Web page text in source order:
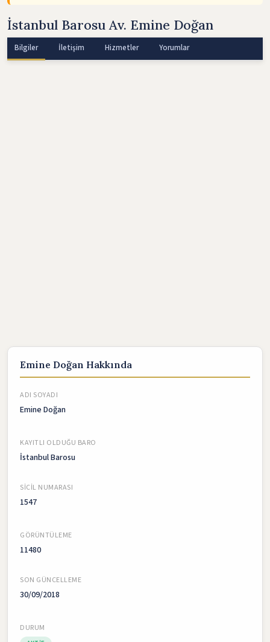
İstanbul Barosu Av. Emine Doğan
Bilgiler İletişim Hizmetler Yorumlar
Emine Doğan Hakkında
ADI SOYADI
Emine Doğan
KAYITLI OLDUĞU BARO
İstanbul Barosu
SICIL NUMARASI
1547
GÖRÜNTÜLEME
11480
SON GÜNCELLEME
30/09/2018
DURUM